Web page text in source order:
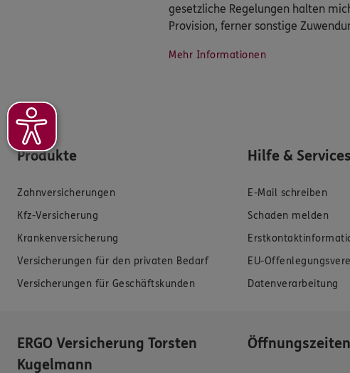
gesetzliche Regelungen halten
Provision, ferner sonstige
Mehr Informationen
Produkte
Zahnversicherungen
Kfz-Versicherung
Krankenversicherung
Versicherungen für den privaten Bedarf
Versicherungen für Geschäftskunden
Hilfe & Services
E-Mail schreiben
Schaden melden
EU-
Datenverarbeitung
ERGO Versicherung Torsten
Kugelmann
Öffnungszeiten